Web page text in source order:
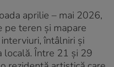
aprilie – mai 2026,
pe teren și mapare
întâlniri și
locală. Între 21 și 29